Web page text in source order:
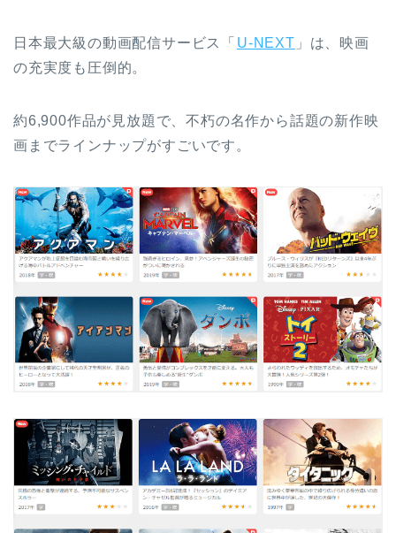
日本最大級の動画配信サービス「 U-NEXT 」は、映画
の充実度も圧倒的。
約6,900作品が見放題で、不朽の名作から話題の新作映
画までラインナップがすごいです。